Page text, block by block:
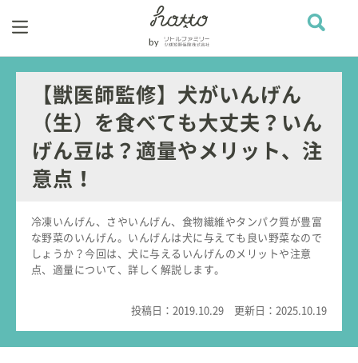
【獣医師監修】犬がいんげん
（生）を食べても大丈夫？いん
げん豆は？適量やメリット、注
意点！
冷凍いんげん、さやいんげん、食物繊維やタンパク質が豊富
な野菜のいんげん。いんげんは犬に与えても良い野菜なので
しょうか？今回は、犬に与えるいんげんのメリットや注意
点、適量について、詳しく解説します。
投稿日：2019.10.29 更新日：2025.10.19